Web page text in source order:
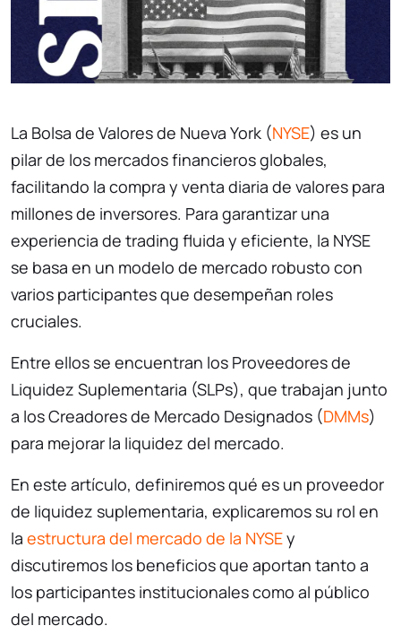
La Bolsa de Valores de Nueva York (NYSE) es un
pilar de los mercados financieros globales,
facilitando la compra y venta diaria de valores para
millones de inversores. Para garantizar una
experiencia de trading fluida y eficiente, la NYSE
se basa en un modelo de mercado robusto con
varios participantes que desempeñan roles
cruciales.
Entre ellos se encuentran los Proveedores de
Liquidez Suplementaria (SLPs), que trabajan junto
a los Creadores de Mercado Designados (DMMs)
para mejorar la liquidez del mercado.
En este artículo, definiremos qué es un proveedor
de liquidez suplementaria, explicaremos su rol en
la estructura del mercado de la NYSEy
discutiremos los beneficios que aportan tanto a
los participantes institucionales como al público
del mercado.